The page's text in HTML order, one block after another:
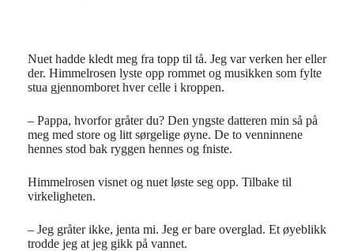
Nuet hadde kledt meg fra topp til tå. Jeg var verken her eller
der. Himmelrosen lyste opp rommet og musikken som fylte
stua gjennomboret hver celle i kroppen.
– Pappa, hvorfor gråter du? Den yngste datteren min så på
meg med store og litt sørgelige øyne. De to venninnene
hennes stod bak ryggen hennes og fniste.
Himmelrosen visnet og nuet løste seg opp. Tilbake til
virkeligheten.
– Jeg gråter ikke, jenta mi. Jeg er bare overglad. Et øyeblikk
trodde jeg at jeg gikk på vannet.